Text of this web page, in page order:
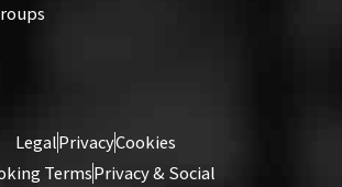
LegalPrivacyCookies
TermsPrivacy & Social